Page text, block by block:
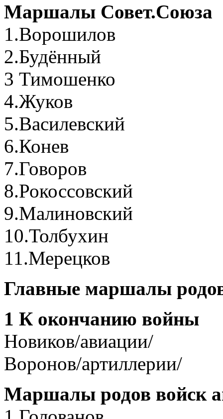
Маршалы Совет.Союза
1.Ворошилов
2.Будённый
3 Тимошенко
4.Жуков
5.Василевский
6.Конев
7.Говоров
8.Рокоссовский
9.Малиновский
10.Толбухин
11.Мерецков
Главные маршалы
1 К окончанию войны
Новиков/авиации/
Воронов/артиллерии/
Маршалы родов войск